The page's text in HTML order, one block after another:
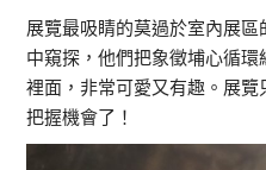
展覽最吸睛的莫過於室內展
中窺探，他們把象徵埔心循環
裡面，非常可愛又有趣。展
把握機會了！